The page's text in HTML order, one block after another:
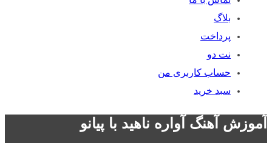
بلاگ
پرداخت
نت دو
حساب کاربری من
سبد خرید
آموزش آهنگ آواره ناهید با پیانو